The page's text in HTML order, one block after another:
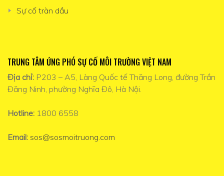
Sự cố tràn dầu
TRUNG TÂM ỨNG PHÓ SỰ CỐ MÔI TRƯỜNG VIỆT NAM
Địa chỉ: P203 – A5, Làng Quốc tế Thăng Long, đường Trần
Đăng Ninh, phường Nghĩa Đô, Hà Nội.
Hotline: 1800 6558
Email: sos@sosmoitruong.com